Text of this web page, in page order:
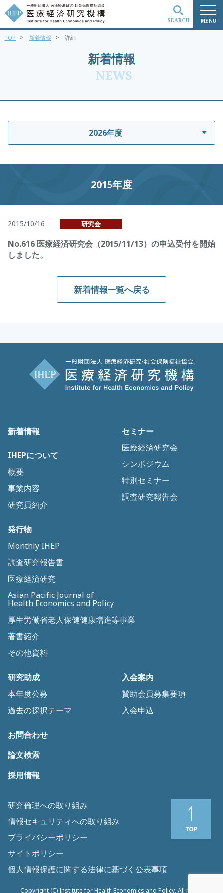
MENU
SEARCH
新着情報
NEWS
TOP > 新着情報 > 詳細
2026年度
2015年度
2015/10/16 研究会
No.616 医療経済研究会（2015/11/13）の申込受付を開始
しました。
新着情報一覧へ戻る
新着情報
IHEPについて
概要
事業内容
研究員紹介
セミナー
医療経済研究会
シンポジウム
特別セミナー
調査研究報告会
発行物
Monthly IHEP
調査研究報告書
医療経済研究
Asian Pacific Journal of
Health Economics and Policy
厚生労働省老人保健健康増進等事業
著書紹介
その他資料
研究助成
本年度公募
過去の採択テーマ
入会案内
賛助会員募集要項
入会申込
お問合わせ
論文検索
採用情報
研究倫理への取り組み
情報セキュリティへの取り組み
プライバシーポリシー
サイトポリシー
個人情報保護に関する法律に基づく公表事項
Copyright (C) Institute for Health Economics and Policy. All rights